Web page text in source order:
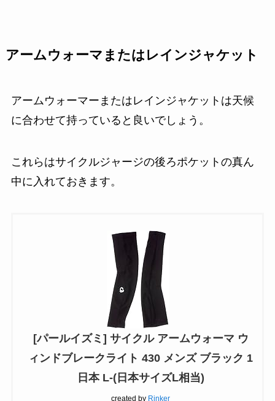
アームウォーマまたはレインジャケット
アームウォーマーまたはレインジャケットは天候
に合わせて持っていると良いでしょう。
これらはサイクルジャージの後ろポケットの真ん
中に入れておきます。
[パールイズミ] サイクル アームウォーマ ウ
ィンドブレークライト 430 メンズ ブラック 1
日本 L-(日本サイズL相当)
created by Rinker